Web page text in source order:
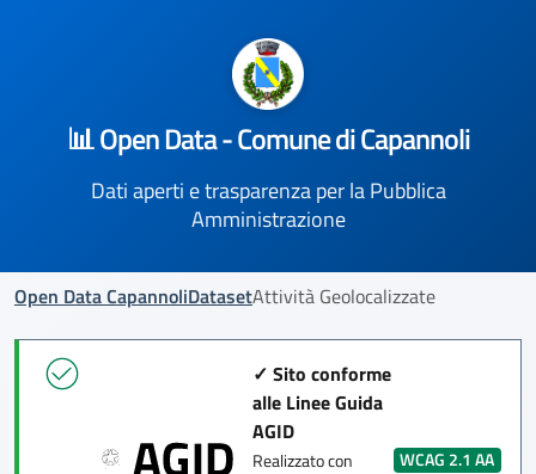
📊 Open Data - Comune di Capannoli
Dati aperti e trasparenza per la Pubblica
Amministrazione
Open Data CapannoliDatasetAttività Geolocalizzate
✓ Sito conforme
alle Linee Guida
AGID
Realizzato con
WCAG 2.1 AA